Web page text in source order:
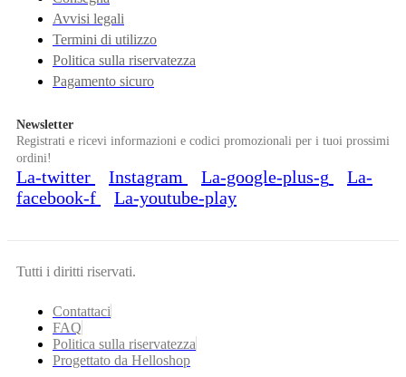
Avvisi legali
Termini di utilizzo
Politica sulla riservatezza
Pagamento sicuro
Newsletter
Registrati e ricevi informazioni e codici promozionali per i tuoi prossimi
ordini!
La-twitter Instagram La-google-plus-g
La-
facebook-f
La-youtube-play
Tutti i diritti riservati.
Contattaci
FAQ
Politica sulla riservatezza
Progettato da Helloshop